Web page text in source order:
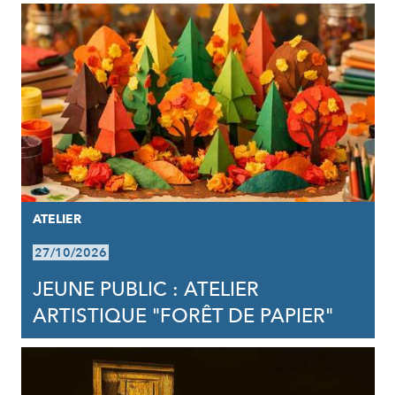
ATELIER
27/10/2026
JEUNE PUBLIC : ATELIER
ARTISTIQUE "FORÊT DE PAPIER"